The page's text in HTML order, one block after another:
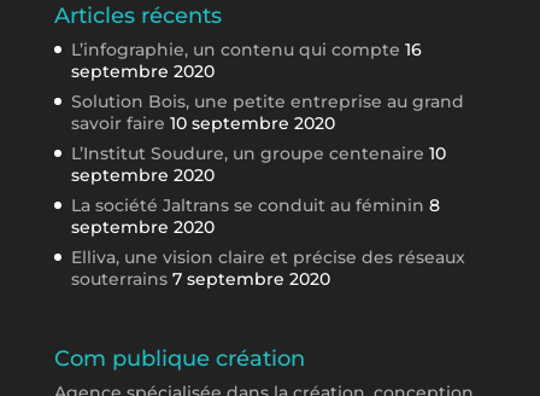
Articles récents
L’infographie, un contenu qui compte 16
septembre 2020
Solution Bois, une petite entreprise au grand
savoir faire 10 septembre 2020
L’Institut Soudure, un groupe centenaire 10
septembre 2020
La société Jaltrans se conduit au féminin 8
septembre 2020
Elliva, une vision claire et précise des réseaux
souterrains 7 septembre 2020
Com publique création